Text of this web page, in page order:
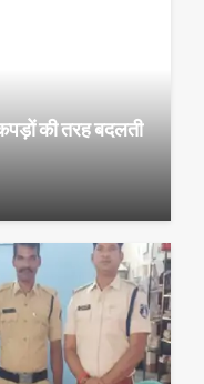
की तरह बदलती